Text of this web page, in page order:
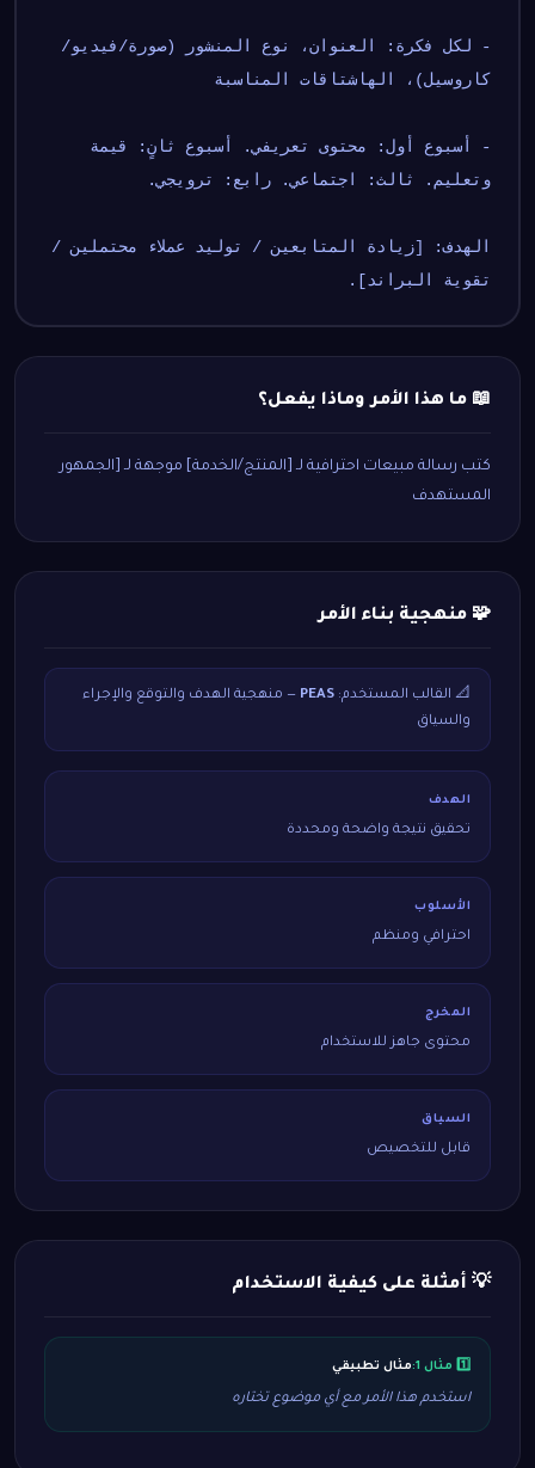
- لكل فكرة: العنوان، نوع المنشور (صورة/فيديو/
كاروسيل)، الهاشتاقات المناسبة
وتعليم. ثالث: اجتماعي. رابع: ترويجي.
تقوية البراند].
📖 ما هذا الأمر وماذا يفعل؟
كتب رسالة مبيعات احترافية لـ [المنتج/الخدمة] موجهة لـ [الجمهور
المستهدف
🧩 منهجية بناء الأمر
📐 القالب المستخدم: PEAS — منهجية الهدف والتوقع والإجراء
والسياق
الهدف
تحقيق نتيجة واضحة ومحددة
الأسلوب
احترافي ومنظم
المخرج
محتوى جاهز للاستخدام
السياق
قابل للتخصيص
💡 أمثلة على كيفية الاستخدام
1️⃣ مثال 1: مثال تطبيقي
استخدم هذا الأمر مع أي موضوع تختاره